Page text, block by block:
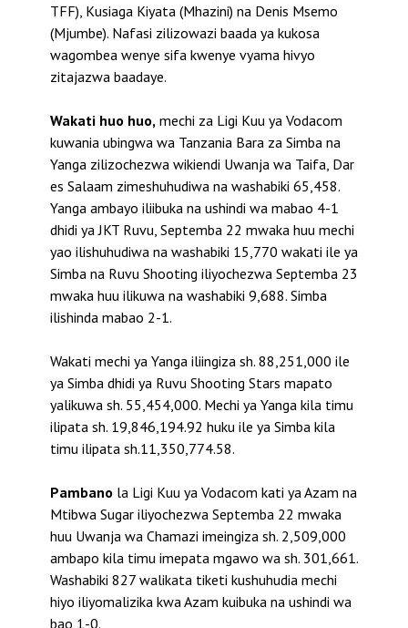
TFF), Kusiaga Kiyata (Mhazini) na Denis Msemo
(Mjumbe). Nafasi zilizowazi baada ya kukosa
wagombea wenye sifa kwenye vyama hivyo
zitajazwa baadaye.
Wakati huo huo, mechi za Ligi Kuu ya Vodacom
kuwania ubingwa wa Tanzania Bara za Simba na
Yanga zilizochezwa wikiendi Uwanja wa Taifa, Dar
es Salaam zimeshuhudiwa na washabiki 65,458.
Yanga ambayo iliibuka na ushindi wa mabao 4-1
dhidi ya JKT Ruvu, Septemba 22 mwaka huu mechi
yao ilishuhudiwa na washabiki 15,770 wakati ile ya
Simba na Ruvu Shooting iliyochezwa Septemba 23
mwaka huu ilikuwa na washabiki 9,688. Simba
ilishinda mabao 2-1.
Wakati mechi ya Yanga iliingiza sh. 88,251,000 ile
ya Simba dhidi ya Ruvu Shooting Stars mapato
yalikuwa sh. 55,454,000. Mechi ya Yanga kila timu
ilipata sh. 19,846,194.92 huku ile ya Simba kila
timu ilipata sh.11,350,774.58.
Pambano la Ligi Kuu ya Vodacom kati ya Azam na
Mtibwa Sugar iliyochezwa Septemba 22 mwaka
huu Uwanja wa Chamazi imeingiza sh. 2,509,000
ambapo kila timu imepata mgawo wa sh. 301,661.
Washabiki 827 walikata tiketi kushuhudia mechi
hiyo iliyomalizika kwa Azam kuibuka na ushindi wa
bao 1-0.